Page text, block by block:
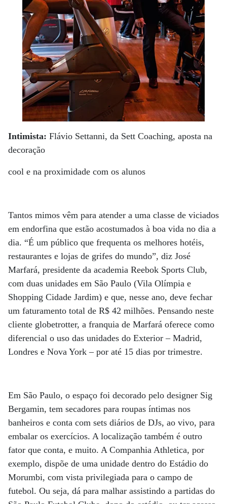
Intimista: Flávio Settanni, da Sett Coaching, aposta na
decoração
cool e na proximidade com os alunos
Tantos mimos vêm para atender a uma classe de viciados
em endorfina que estão acostumados à boa vida no dia a
dia. “É um público que frequenta os melhores hotéis,
restaurantes e lojas de grifes do mundo”, diz José
Marfará, presidente da academia Reebok Sports Club,
com duas unidades em São Paulo (Vila Olímpia e
Shopping Cidade Jardim) e que, nesse ano, deve fechar
um faturamento total de R$ 42 milhões. Pensando neste
cliente globetrotter, a franquia de Marfará oferece como
diferencial o uso das unidades do Exterior – Madrid,
Londres e Nova York – por até 15 dias por trimestre.
Em São Paulo, o espaço foi decorado pelo designer Sig
Bergamin, tem secadores para roupas íntimas nos
banheiros e conta com sets diários de DJs, ao vivo, para
embalar os exercícios. A localização também é outro
fator que conta, e muito. A Companhia Athletica, por
exemplo, dispõe de uma unidade dentro do Estádio do
Morumbi, com vista privilegiada para o campo de
futebol. Ou seja, dá para malhar assistindo a partidas do